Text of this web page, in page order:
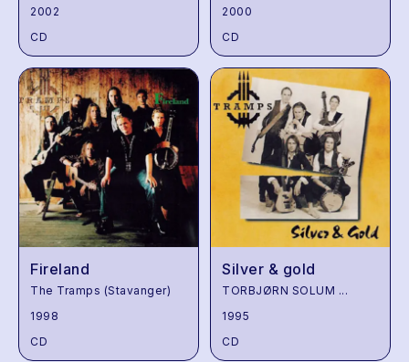
2002
CD
2000
CD
Fireland
The Tramps (Stavanger)
1998
CD
Silver & gold
TORBJØRN SOLUM ...
1995
CD